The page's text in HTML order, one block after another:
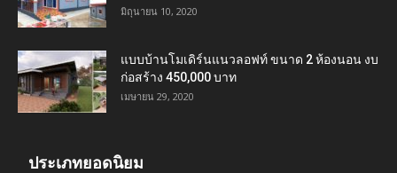
มิถุนายน 10, 2020
แบบบ้านโมเดิร์นแนวลอฟท์ ขนาด 2 ห้องนอน งบ
ก่อสร้าง 450,000 บาท
เมษายน 29, 2020
ประเภทยอดนิยม